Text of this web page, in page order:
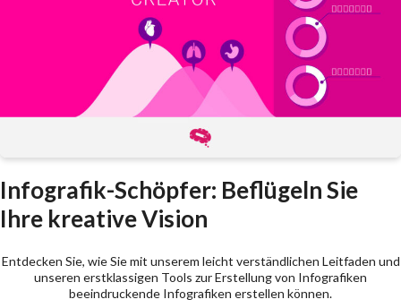
Infografik-Schöpfer: Beflügeln Sie
Ihre kreative Vision
Entdecken Sie, wie Sie mit unserem leicht verständlichen Leitfaden und
unseren erstklassigen Tools zur Erstellung von Infografiken
beeindruckende Infografiken erstellen können.